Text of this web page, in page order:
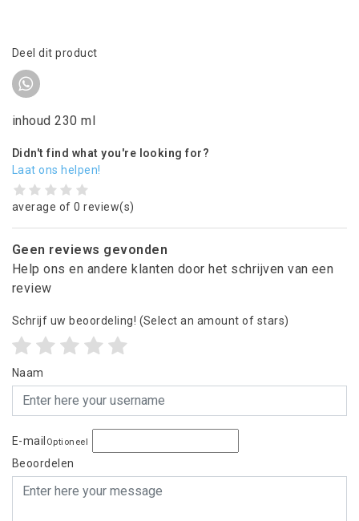
Deel dit product
inhoud 230 ml
Didn't find what you're looking for?
Laat ons helpen!
average of 0 review(s)
Geen reviews gevonden
Help ons en andere klanten door het schrijven van een
review
Schrijf uw beoordeling! (Select an amount of stars)
Naam
E-mail Optioneel
Beoordelen